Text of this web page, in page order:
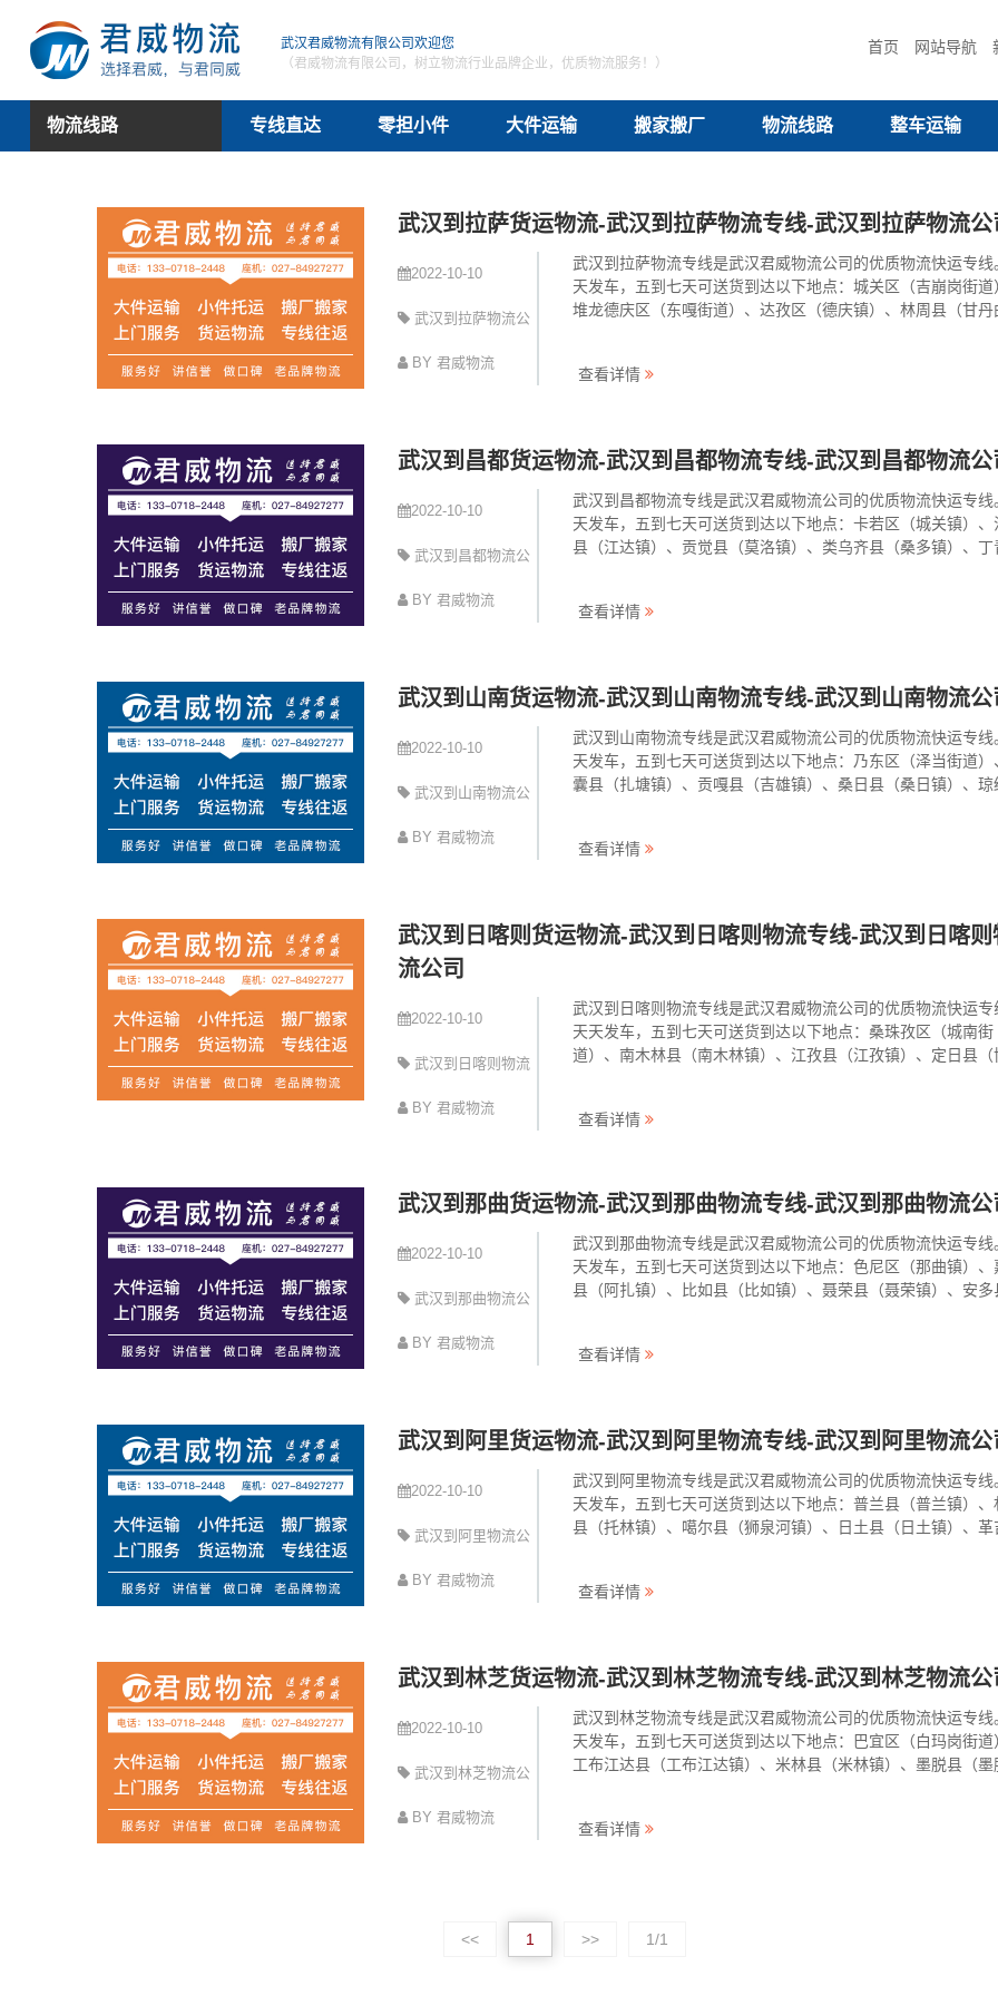
首页 网站导航
武汉君威物流有限公司欢迎您
（君威物流有限公司，树立物流行业品牌企业，优质物流服务！）
物流线路 专线直达 零担小件 大件运输 搬家搬厂 物流线路 整车运输
武汉到拉萨货运物流-武汉到拉萨物流专线-武汉到拉萨物流公
2022-10-10
武汉到拉萨物流公
司BY 君威物流
武汉到拉萨物流专线是武汉君威物流公司的优质物流快运专线
天发车，五到七天可送货到达以下地点：城关区（吉崩岗街道
堆龙德庆区（东嘎街道）、达孜区（德庆镇）、林周县（甘丹
发商个人等提···
查看详情
武汉到昌都货运物流-武汉到昌都物流专线-武汉到昌都物流公
2022-10-10
武汉到昌都物流公
司BY 君威物流
武汉到昌都物流专线是武汉君威物流公司的优质物流快运专线
天发车，五到七天可送货到达以下地点：卡若区（城关镇）、
县（江达镇）、贡觉县（莫洛镇）、类乌齐县（桑多镇）、丁
镇）。武汉君···
查看详情
武汉到山南货运物流-武汉到山南物流专线-武汉到山南物流公
2022-10-10
武汉到山南物流公
司BY 君威物流
武汉到山南物流专线是武汉君威物流公司的优质物流快运专线
天发车，五到七天可送货到达以下地点：乃东区（泽当街道）
囊县（扎塘镇）、贡嘎县（吉雄镇）、桑日县（桑日镇）、琼
镇）、浪卡子···
查看详情
武汉到日喀则货运物流-武汉到日喀则物流专线-武汉到日喀则
流公司
2022-10-10
武汉到日喀则物流
公司
BY 君威物流
武汉到日喀则物流专线是武汉君威物流公司的优质物流快运专
天天发车，五到七天可送货到达以下地点：桑珠孜区（城南街
道）、南木林县（南木林镇）、江孜县（江孜镇）、定日县（
镇）、康马县（康···
查看详情
武汉到那曲货运物流-武汉到那曲物流专线-武汉到那曲物流公
2022-10-10
武汉到那曲物流公
司BY 君威物流
武汉到那曲物流专线是武汉君威物流公司的优质物流快运专线
天发车，五到七天可送货到达以下地点：色尼区（那曲镇）、
县（阿扎镇）、比如县（比如镇）、聂荣县（聂荣镇）、安多
···
查看详情
武汉到阿里货运物流-武汉到阿里物流专线-武汉到阿里物流公
2022-10-10
武汉到阿里物流公
司BY 君威物流
武汉到阿里物流专线是武汉君威物流公司的优质物流快运专线
天发车，五到七天可送货到达以下地点：普兰县（普兰镇）、
县（托林镇）、噶尔县（狮泉河镇）、日土县（日土镇）、革
小件托运，···
查看详情
武汉到林芝货运物流-武汉到林芝物流专线-武汉到林芝物流公
2022-10-10
武汉到林芝物流公
司BY 君威物流
武汉到林芝物流专线是武汉君威物流公司的优质物流快运专线
天发车，五到七天可送货到达以下地点：巴宜区（白玛岗街道
工布江达县（工布江达镇）、米林县（米林镇）、墨脱县（墨
大件运输、小···
查看详情
<< 1 >> 1/1